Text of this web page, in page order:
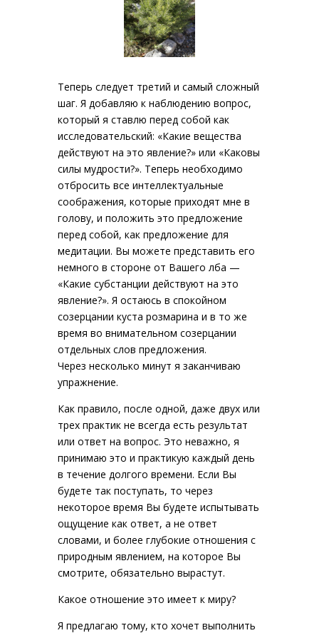
Теперь следует третий и самый сложный
шаг. Я добавляю к наблюдению вопрос,
который я ставлю перед собой как
исследовательский: «Какие вещества
действуют на это явление?» или «Каковы
силы мудрости?». Теперь необходимо
отбросить все интеллектуальные
соображения, которые приходят мне в
голову, и положить это предложение
перед собой, как предложение для
медитации. Вы можете представить его
немного в стороне от Вашего лба —
«Какие субстанции действуют на это
явление?». Я остаюсь в спокойном
созерцании куста розмарина и в то же
время во внимательном созерцании
отдельных слов предложения.
Через несколько минут я заканчиваю
упражнение.
Как правило, после одной, даже двух или
трех практик не всегда есть результат
или ответ на вопрос. Это неважно, я
принимаю это и практикую каждый день
в течение долгого времени. Если Вы
будете так поступать, то через
некоторое время Вы будете испытывать
ощущение как ответ, а не ответ
словами, и более глубокие отношения с
природным явлением, на которое Вы
смотрите, обязательно вырастут.
Какое отношение это имеет к миру?
Я предлагаю тому, кто хочет выполнить